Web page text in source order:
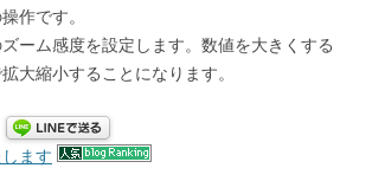
作です。
ーム感度を設定します。数値を大きくする
大縮小することになります。
ます